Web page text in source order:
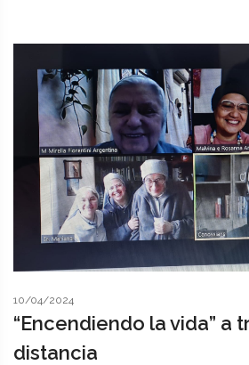
10/04/2024
“Encendiendo la vida” a
distancia